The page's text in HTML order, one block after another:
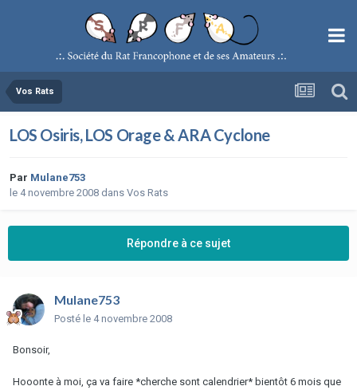
Vos Rats
LOS Osiris, LOS Orage & ARA Cyclone
Par Mulane753
le 4 novembre 2008 dans Vos Rats
Répondre à ce sujet
Mulane753
Posté le 4 novembre 2008
Bonsoir,
Hooonte à moi, ça va faire *cherche sont calendrier* bientôt 6 mois que